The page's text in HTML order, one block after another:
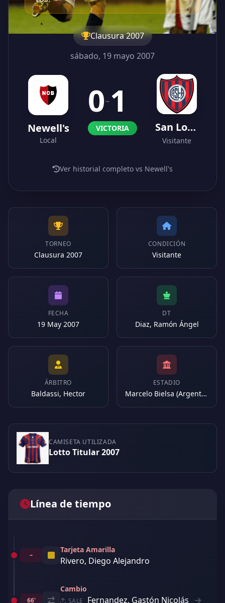
Clausura 2007
sábado, 19 mayo 2007
Newell's
Local
0-1
VICTORIA San Lorenzo
Visitante
Ver historial completo vs Newell's
TORNEO
Clausura 2007
CONDICIÓN
Visitante
FECHA
19 May 2007
DT
Diaz, Ramón Ángel
ÁRBITRO
Baldassi, Hector
ESTADIO
Marcelo Bielsa (Argentina)
CAMISETA UTILIZADA
Lotto Titular 2007
Línea de tiempo
–
Tarjeta Amarilla
Rivero, Diego Alejandro
66'
Cambio
SALE Fernandez, Gastón Nicolás